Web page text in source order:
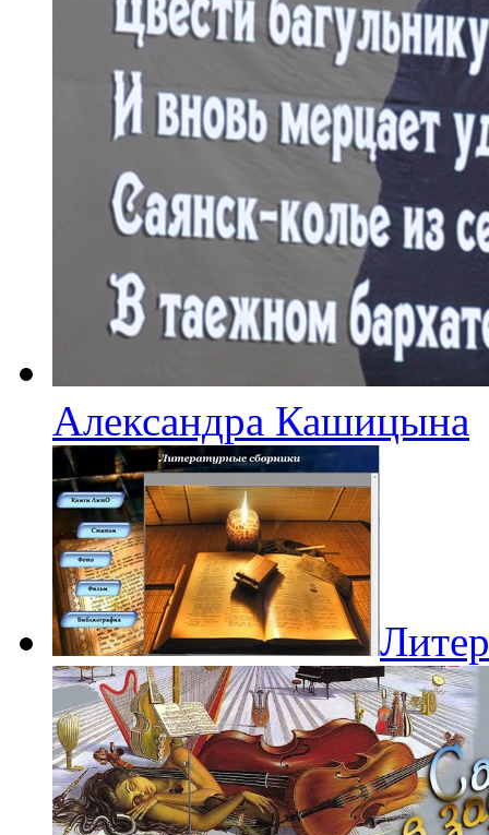
Александра Кашицына